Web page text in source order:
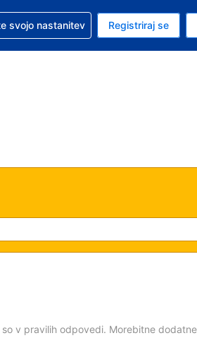
je ameriški dolar
jezik je Slovenščini
za pomoč pri rezervaciji
svojo nastanitev Registriraj se
v pravilih odpovedi. Morebitne